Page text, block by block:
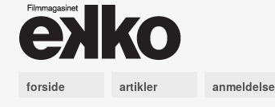
forside artikler